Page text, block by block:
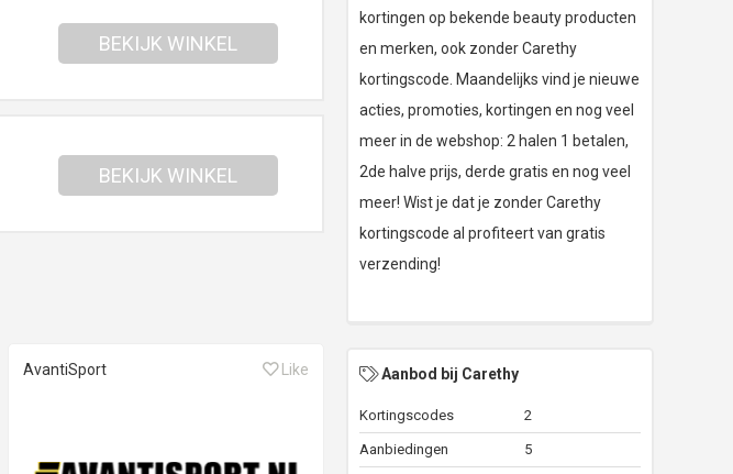
BEKIJK WINKEL
BEKIJK WINKEL
AvantiSport Like
kortingen op bekende beauty producten
en merken, ook zonder Carethy
kortingscode. Maandelijks vind je nieuwe
acties, promoties, kortingen en nog veel
meer in de webshop: 2 halen 1 betalen,
2de halve prijs, derde gratis en nog veel
meer! Wist je dat je zonder Carethy
kortingscode al profiteert van gratis
verzending!
Aanbod bij Carethy
Kortingscodes 2
Aanbiedingen 5